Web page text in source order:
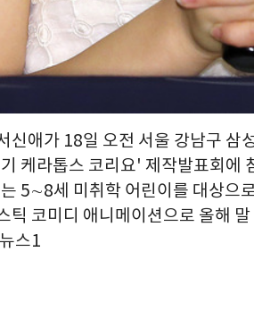
신애가 18일 오전 서울 강남구 삼
케라톱스 코리요' 제작발표회에
5∼8세 미취학 어린이를 대상으
틱 코미디 애니메이션으로 올해
스1